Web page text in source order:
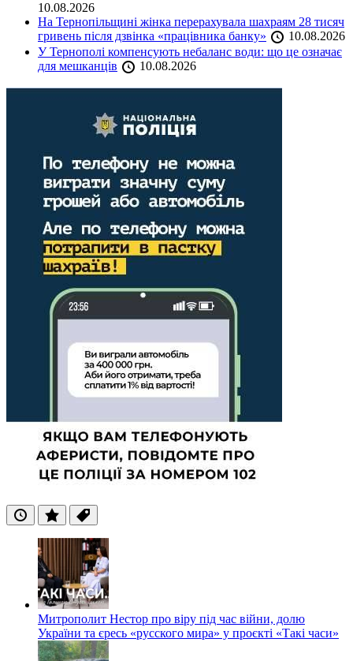
10.08.2026
На Тернопільщині жінка перерахувала шахраям 28 тисяч
гривень після дзвінка «працівника банку»
10.08.2026
У Тернополі компенсують небаланс води: що це означає
для мешканців
10.08.2026
ОстанніПопулярні
Теги
Митрополит Нестор про віру під час війни, долю
України та єресь «русского мира» у проєкті «Такі часи»